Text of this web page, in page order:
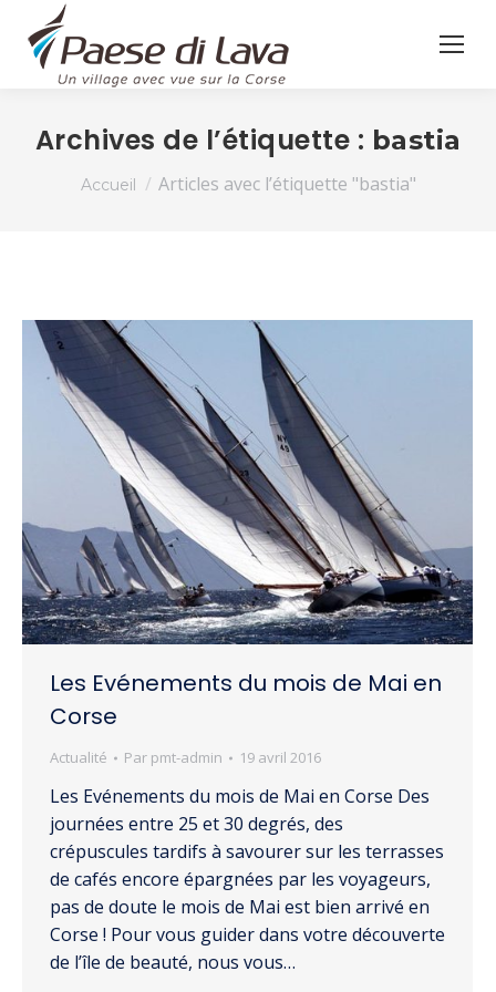
Archives de l’étiquette : bastia
Vous êtes ici :
Accueil Articles avec l’étiquette "bastia"
Les Evénements du mois de Mai en
Corse
Actualité Par pmt-admin 19 avril 2016
Les Evénements du mois de Mai en Corse Des
journées entre 25 et 30 degrés, des
crépuscules tardifs à savourer sur les terrasses
de cafés encore épargnées par les voyageurs,
pas de doute le mois de Mai est bien arrivé en
Corse ! Pour vous guider dans votre découverte
de l’île de beauté, nous vous…